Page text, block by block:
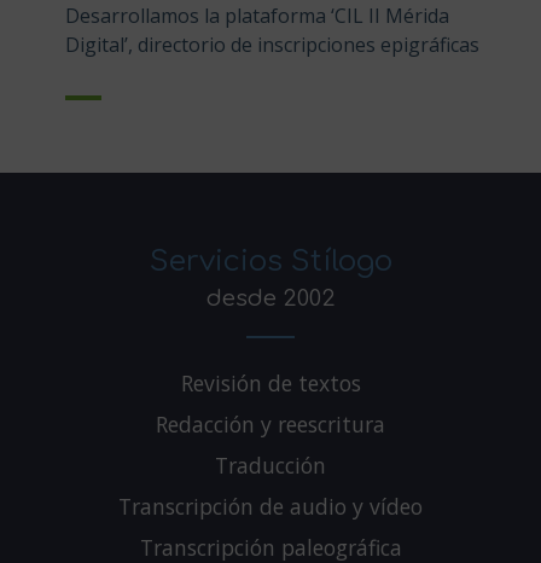
Desarrollamos la plataforma ‘CIL II Mérida
Digital’, directorio de inscripciones epigráficas
Servicios Stílogo
desde 2002
Revisión de textos
Redacción y reescritura
Traducción
Transcripción de audio y vídeo
Transcripción paleográfica